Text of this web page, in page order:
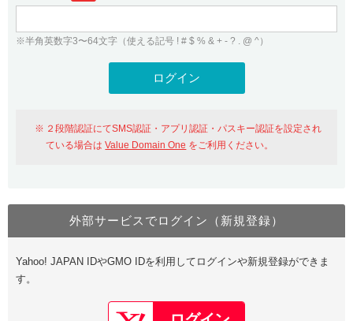
WHOIS検索
Value Domainにログイン
おすすめ One レンタルサーバーを含む最新の機能を使う方
Value Domain Oneにログイン
Google
Value Domain Oneアカウント作成
※半角英数字3〜64文字（使える記号 ! # $ % & + - ? . @ ^）
２段階認証にてSMS認証・アプリ認証・パスキー認証を設定され
ている場合はValue Domain One をご利用ください。
外部サービスでログイン（新規登録）
Yahoo! JAPAN IDやGMO IDを利用してログインや新規登録ができま
す。